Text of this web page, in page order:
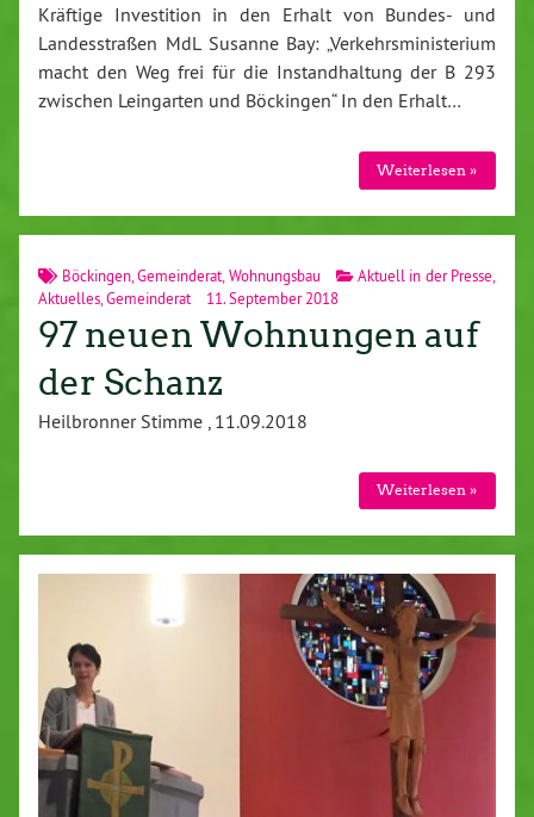
Kräftige Investition in den Erhalt von Bundes- und
Landesstraßen MdL Susanne Bay: „Verkehrsministerium
macht den Weg frei für die Instandhaltung der B 293
zwischen Leingarten und Böckingen“ In den Erhalt…
Weiterlesen »
Böckingen, Gemeinderat Wohnungsbau Aktuell in der Presse
Aktuelles Gemeinderat 11. September 2018
97 neuen Wohnungen auf
der Schanz
Heilbronner Stimme , 11.09.2018
Weiterlesen »